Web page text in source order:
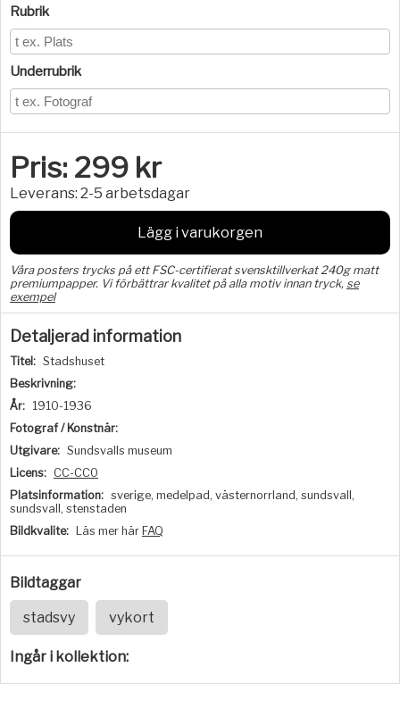
Rubrik
Underrubrik
Pris: 299 kr
Leverans: 2-5 arbetsdagar
Lägg i varukorgen
Våra posters trycks på ett FSC-certifierat svensktillverkat 240g matt
premiumpapper. Vi förbättrar kvalitet på alla motiv innan tryck, se
exempel
Detaljerad information
Titel: Stadshuset
Beskrivning:
År: 1910-1936
Fotograf / Konstnär:
Utgivare: Sundsvalls museum
Licens: CC-CC0
Platsinformation: sverige, medelpad, västernorrland, sundsvall,
sundsvall, stenstaden
Bildkvalite:
Läs mer här FAQ
Bildtaggar
stadsvy vykort
Ingår i kollektion: